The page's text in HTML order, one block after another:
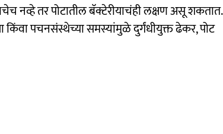
नव्हे तर पोटातील बॅक्टेरीयाचंही लक्षण असू शकतात.
किंवा पचनसंस्थेच्या समस्यांमुळे दुर्गंधीयुक्त ढेकर, पोट